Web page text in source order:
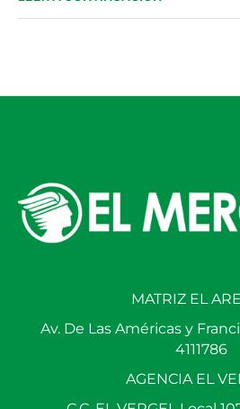
MATRIZ EL
Av. De Las Américas y
4111786
AGENCIA EL